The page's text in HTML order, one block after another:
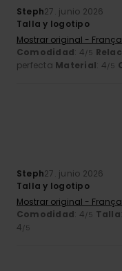
Steph27. junio 2026
Talla y logotipo
Mostrar original -
Comodidad: 4/5
perfecta Material: 4/5
Steph27. junio 2026
Talla y logotipo
Mostrar original -
Comodidad: 4/5 Talla
4/5